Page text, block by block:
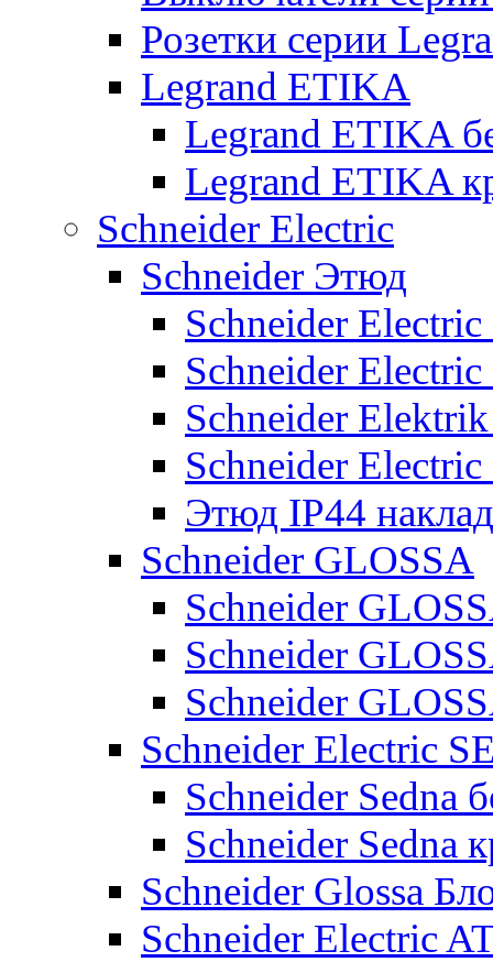
Розетки серии
Legrand ETIKA
Legrand ETIKA
Legrand ETIKA
Schneider Electric
Schneider Этюд
Schneider
Schneider
Schneider
Schneider
Этюд IP44
Schneider GLOSSA
Schneider
Schneider
Schneider
Schneider Electric
Schneider Sedna
Schneider Sedna
Schneider Glossa
Schneider Electric